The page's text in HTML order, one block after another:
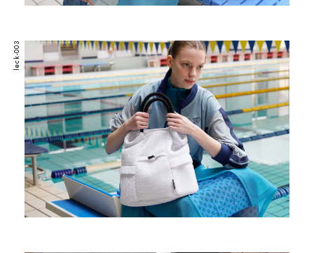
leck-003